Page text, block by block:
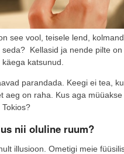
see vool, teisele lend,
Kellasid ja nende pilte
katsunud.
parandada. Keegi ei tea,
aeg on raha. Kus aga
nii oluline ruum?
illusioon. Ometigi meie